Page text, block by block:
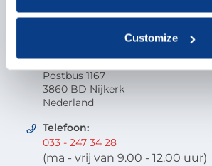
Customize
Contactgegevens
Postbus 1167
3860 BD Nijkerk
Nederland
Telefoon:
033 - 247 34 28
(ma - vrij van 9.00 - 12.00 uur)